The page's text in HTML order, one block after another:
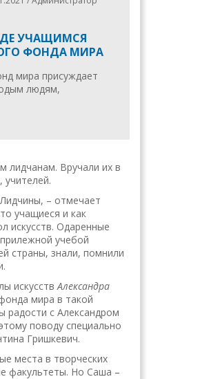
УЧАЩИМСЯ
ФОНДА МИРА
мира присуждает
людям,
лидчанам. Вручали их в
учителей.
– отмечает
учащиеся и как
искусств. Одаренные
учебой
страны, знали, помнили
искусствАлександра
мира в такой
радости с Александром
поводу специально
Гришкевич.
места в творческих
факультеты. Но Саша –